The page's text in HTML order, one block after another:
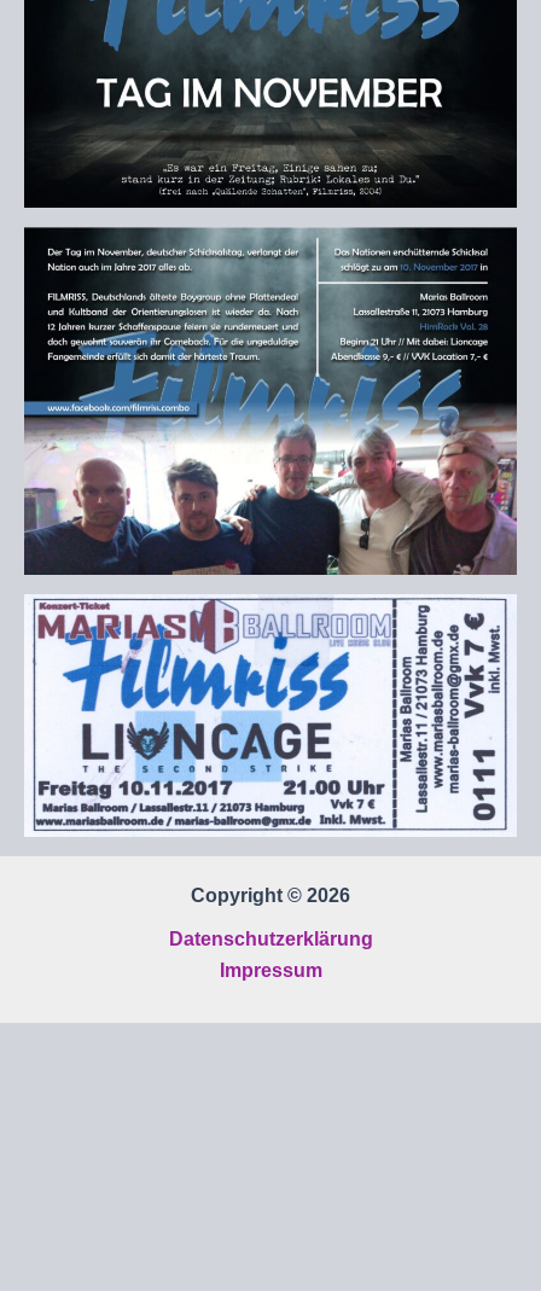
Copyright © 2026
Datenschutzerklärung
Impressum